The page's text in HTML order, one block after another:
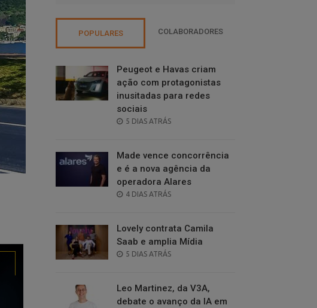
POPULARES COLABORADORES
Peugeot e Havas criam
ação com protagonistas
inusitadas para redes
sociais
POSTED
5 DIAS ATRÁS
Made vence concorrência
e é a nova agência da
operadora Alares
POSTED
4 DIAS ATRÁS
Lovely contrata Camila
Saab e amplia Mídia
POSTED
5 DIAS ATRÁS
Leo Martinez, da V3A,
debate o avanço da IA em